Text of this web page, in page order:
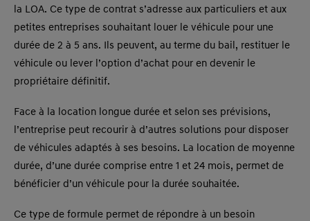
la LOA. Ce type de contrat s’adresse aux particuliers et aux
petites entreprises souhaitant louer le véhicule pour une
durée de 2 à 5 ans. Ils peuvent, au terme du bail, restituer le
véhicule ou lever l’option d’achat pour en devenir le
propriétaire définitif.
Face à la location longue durée et selon ses prévisions,
l’entreprise peut recourir à d’autres solutions pour disposer
de véhicules adaptés à ses besoins. La location de moyenne
durée, d’une durée comprise entre 1 et 24 mois, permet de
bénéficier d’un véhicule pour la durée souhaitée.
Ce type de formule permet de répondre à un besoin